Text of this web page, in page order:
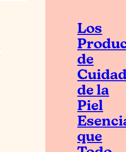
Los
de
de la
Piel
que